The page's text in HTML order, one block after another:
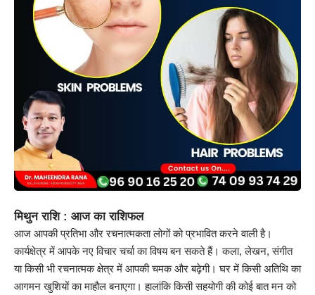
मिथुन राशि : आज का राशिफल
आज आपकी प्रतिभा और रचनात्मकता लोगों को प्रभावित करने वाली है।
कार्यक्षेत्र में आपके नए विचार चर्चा का विषय बन सकते हैं। कला, लेखन, संगीत
या किसी भी रचनात्मक क्षेत्र में आपकी चमक और बढ़ेगी। घर में किसी अतिथि का
आगमन खुशियों का माहौल बनाएगा। हालांकि किसी सहयोगी की कोई बात मन को